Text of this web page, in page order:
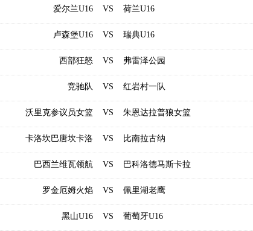
爱尔兰U16 VS 荷兰U16
卢森堡U16 VS 瑞典U16
西部狂怒 VS 弗雷泽公园
竞驰队 VS 红岩村一队
沃里克参议员女篮 VS 朱恩达拉普狼女篮
卡洛坎巴唐坎卡洛 VS 比南拉古纳
巴西兰维瓦领航 VS 巴科洛德马斯卡拉
罗金厄姆火焰 VS 佩里湖老鹰
黑山U16 VS 葡萄牙U16